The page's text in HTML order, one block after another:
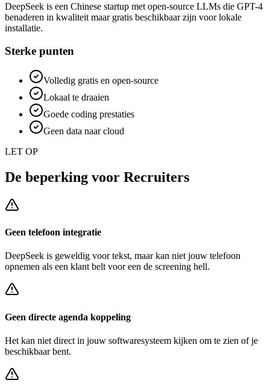
DeepSeek is een Chinese startup met open-source LLMs die GPT-4
benaderen in kwaliteit maar gratis beschikbaar zijn voor lokale
installatie.
Sterke punten
Volledig gratis en open-source
Lokaal te draaien
Goede coding prestaties
Geen data naar cloud
LET OP
De beperking voor Recruiters
Geen telefoon integratie
DeepSeek is geweldig voor tekst, maar kan niet jouw telefoon
opnemen als een klant belt voor een de screening hell.
Geen directe agenda koppeling
Het kan niet direct in jouw softwaresysteem kijken om te zien of je
beschikbaar bent.